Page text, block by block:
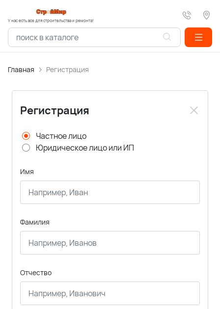
У нас есть все для строительства и ремонта!
Главная Регистрация
Регистрация
Частное лицо
Юридическое лицо или ИП
Имя
Фамилия
Отчество